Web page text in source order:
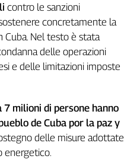
contro le sanzioni
concretamente la
Nel testo è stata
delle operazioni
e delle limitazioni imposte
7 milioni di persone hanno
de Cuba por la paz y
delle misure adottate
energetico.